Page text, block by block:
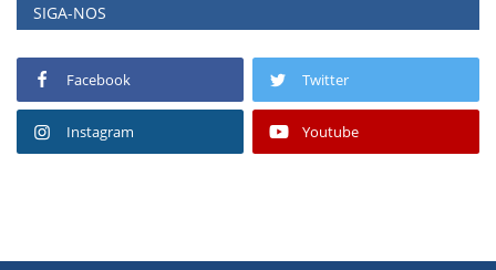
SIGA-NOS
Facebook Twitter
Instagram Youtube